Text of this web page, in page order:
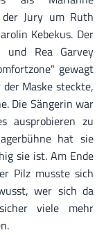
Jury um Ruth
Kebekus. Der
Rea Garvey
gewagt
Maske steckte,
Die Sängerin war
ausprobieren zu
hat sie
sie ist. Am Ende
Pilz musste sich
wer sich da
viele mehr